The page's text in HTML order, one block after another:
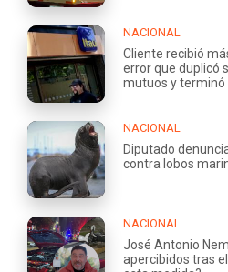
NACIONAL
Cliente recibió
error que duplicó
mutuos y terminó
NACIONAL
Diputado
contra lobos
NACIONAL
José Antonio
apercibidos tras